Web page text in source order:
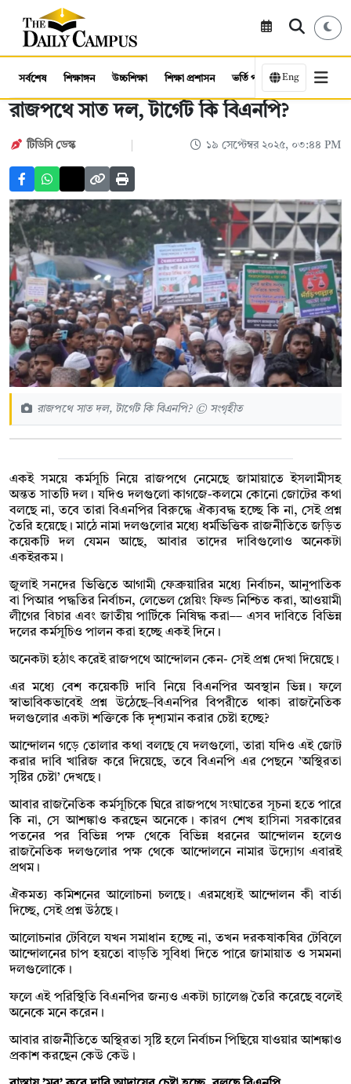
সর্বশেষ শিক্ষাঙ্গন উচ্চশিক্ষা শিক্ষা প্রশাসন ভর্তি পরীক্ষা কর্মসংস্থান
Eng
রাজপথে সাত দল, টার্গেট কি বিএনপি?
টিডিসি ডেস্ক ১৯ সেপ্টেম্বর ২০২৫, ০৩:৪৪ PM
রাজপথে সাত দল, টার্গেট কি বিএনপি? © সংগৃহীত
একই সময়ে কর্মসূচি নিয়ে রাজপথে নেমেছে জামায়াতে ইসলামীসহ
অন্তত সাতটি দল। যদিও দলগুলো কাগজে-কলমে কোনো জোটের কথা
বলছে না, তবে তারা বিএনপির বিরুদ্ধে ঐক্যবদ্ধ হচ্ছে কি না, সেই প্রশ্ন
তৈরি হয়েছে। মাঠে নামা দলগুলোর মধ্যে ধর্মভিত্তিক রাজনীতিতে জড়িত
কয়েকটি দল যেমন আছে, আবার তাদের দাবিগুলোও অনেকটা
একইরকম।
জুলাই সনদের ভিত্তিতে আগামী ফেব্রুয়ারির মধ্যে নির্বাচন, আনুপাতিক
বা পিআর পদ্ধতির নির্বাচন, লেভেল প্লেয়িং ফিল্ড নিশ্চিত করা, আওয়ামী
লীগের বিচার এবং জাতীয় পার্টিকে নিষিদ্ধ করা–– এসব দাবিতে বিভিন্ন
দলের কর্মসূচিও পালন করা হচ্ছে একই দিনে।
অনেকটা হঠাৎ করেই রাজপথে আন্দোলন কেন- সেই প্রশ্ন দেখা দিয়েছে।
এর মধ্যে বেশ কয়েকটি দাবি নিয়ে বিএনপির অবস্থান ভিন্ন। ফলে
স্বাভাবিকভাবেই প্রশ্ন উঠেছে–বিএনপির বিপরীতে থাকা রাজনৈতিক
দলগুলোর একটা শক্তিকে কি দৃশ্যমান করার চেষ্টা হচ্ছে?
আন্দোলন গড়ে তোলার কথা বলছে যে দলগুলো, তারা যদিও এই জোট
করার দাবি খারিজ করে দিয়েছে, তবে বিএনপি এর পেছনে ’অস্থিরতা
সৃষ্টির চেষ্টা’ দেখছে।
আবার রাজনৈতিক কর্মসূচিকে ঘিরে রাজপথে সংঘাতের সূচনা হতে পারে
কি না, সে আশঙ্কাও করছেন অনেকে। কারণ শেখ হাসিনা সরকারের
পতনের পর বিভিন্ন পক্ষ থেকে বিভিন্ন ধরনের আন্দোলন হলেও
রাজনৈতিক দলগুলোর পক্ষ থেকে আন্দোলনে নামার উদ্যোগ এবারই
প্রথম।
ঐকমত্য কমিশনের আলোচনা চলছে। এরমধ্যেই আন্দোলন কী বার্তা
দিচ্ছে, সেই প্রশ্ন উঠছে।
আলোচনার টেবিলে যখন সমাধান হচ্ছে না, তখন দরকষাকষির টেবিলে
আন্দোলনের চাপ হয়তো বাড়তি সুবিধা দিতে পারে জামায়াত ও সমমনা
দলগুলোকে।
ফলে এই পরিস্থিতি বিএনপির জন্যও একটা চ্যালেঞ্জ তৈরি করেছে বলেই
অনেকে মনে করেন।
আবার রাজনীতিতে অস্থিরতা সৃষ্টি হলে নির্বাচন পিছিয়ে যাওয়ার আশঙ্কাও
প্রকাশ করছেন কেউ কেউ।